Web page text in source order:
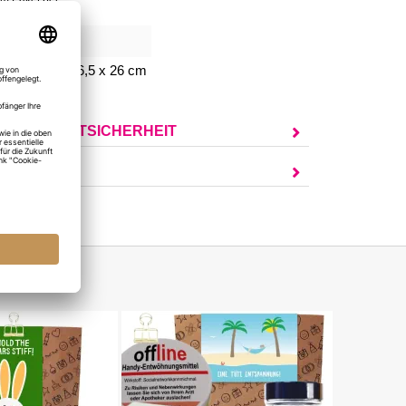
16,5 x 26 cm
PRODUKTSICHERHEIT